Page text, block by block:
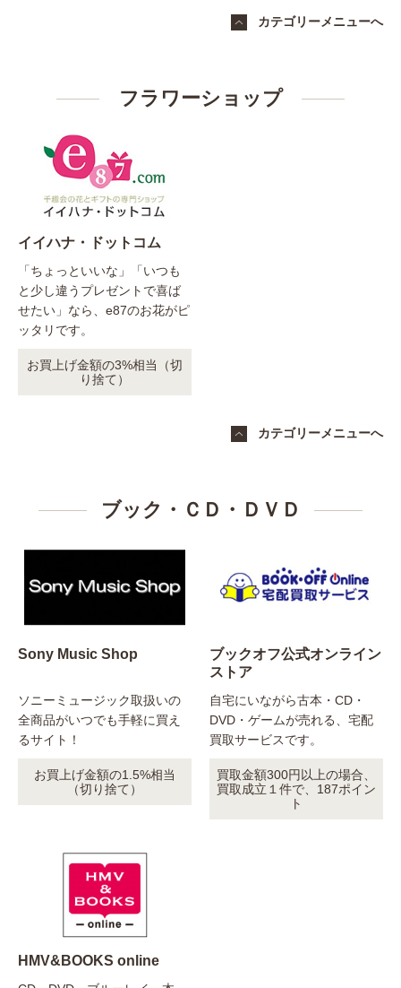
カテゴリーメニューへ
フラワーショップ
イイハナ・ドットコム
「ちょっといいな」「いつも
と少し違うプレゼントで喜ば
せたい」なら、e87のお花がピ
ッタリです。
お買上げ金額の3%相当（切
り捨て）
カテゴリーメニューへ
ブック・ＣＤ・ＤＶＤ
Sony Music Shop
ソニーミュージック取扱いの
全商品がいつでも手軽に買え
るサイト！
お買上げ金額の1.5%相当
（切り捨て）
ブックオフ公式オンライン
ストア
自宅にいながら古本・CD・
DVD・ゲームが売れる、宅配
買取サービスです。
買取金額300円以上の場合、
買取成立１件で、187ポイン
ト
HMV&BOOKS online